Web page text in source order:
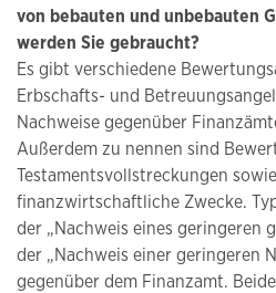
von bebauten und unbebauten
werden Sie gebraucht?
Es gibt verschiedene
Erbschafts- und
Nachweise gegenüber
Außerdem zu nennen sind
Testamentsvollstreckungen
finanzwirtschaftliche Zwecke.
der „Nachweis eines geringeren
der „Nachweis einer geringeren
gegenüber dem Finanzamt.